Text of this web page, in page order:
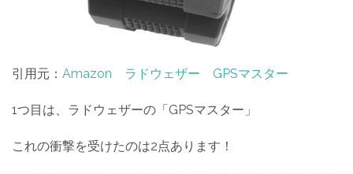
引用元： Amazon ラドウェザー GPSマスター
1つ目は、ラドウェザーの「GPSマスター」
これの衝撃を受けたのは2点あります！